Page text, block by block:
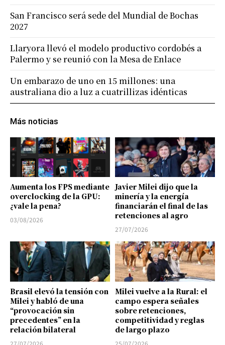
Más noticias
Aumenta los FPS mediante
overclocking de la GPU:
¿vale la pena?
03/08/2026
Javier Milei dijo que la
minería y la energía
financiarán el final de las
retenciones al agro
27/07/2026
Brasil elevó la tensión con
Milei y habló de una
“provocación sin
precedentes” en la
relación bilateral
27/07/2026
Milei vuelve a la Rural: el
campo espera señales
sobre retenciones,
competitividad y reglas
de largo plazo
25/07/2026
San Francisco será sede del Mundial de Bochas
2027
Llaryora llevó el modelo productivo cordobés a
Palermo y se reunió con la Mesa de Enlace
Un embarazo de uno en 15 millones: una
australiana dio a luz a cuatrillizas idénticas